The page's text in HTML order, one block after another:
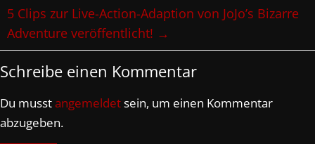
5 Clips zur Live-Action-Adaption von JoJo’s Bizarre
Adventure veröffentlicht! →
Schreibe einen Kommentar
Du musstangemeldetsein, um einen Kommentar
abzugeben.